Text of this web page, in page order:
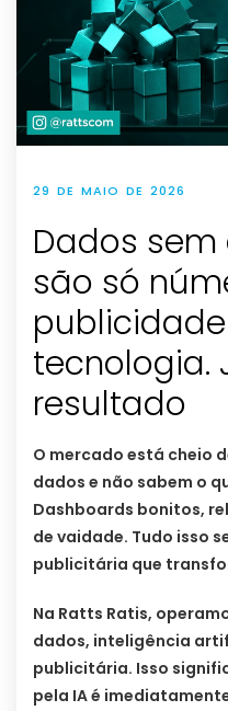
29 DE MAIO DE 2026
Dados
são só
tecnologia.
resultado
O mercado está cheio
dados e não sabem o
Dashboards bonitos,
de vaidade. Tudo isso
publicitária que
Na Ratts Ratis,
dados, inteligência
publicitária. Isso
pela IA é